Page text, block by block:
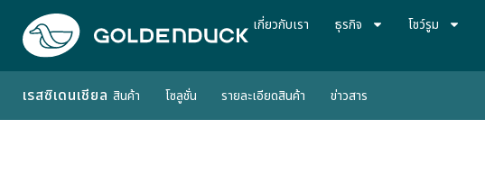
เกี่ยวกับเรา ธุรกิจ โชว์รูม
เรสซิเดนเชียล สินค้า โซลูชั่น รายละเอียดสินค้า ข่าวสาร